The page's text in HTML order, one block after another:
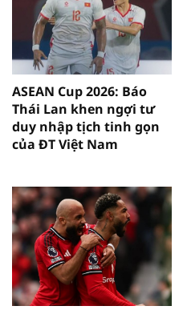
ASEAN Cup 2026: Báo
Thái Lan khen ngợi tư
duy nhập tịch tinh gọn
của ĐT Việt Nam